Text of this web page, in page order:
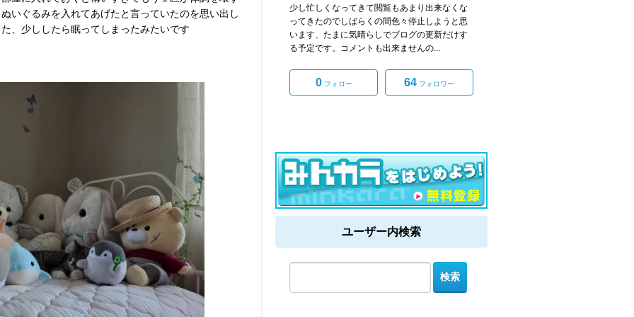
いぐるみを入れてあげたと言っていたのを思い出し
、少ししたら眠ってしまったみたいです
少し忙しくなってきて閲覧もあまり出来なくな
ってきたのでしばらくの間色々停止しようと思
います、たまに気晴らしでブログの更新だけす
る予定です。コメントも出来ませんの...
0フォロー 64 フォロワー
ユーザー内検索